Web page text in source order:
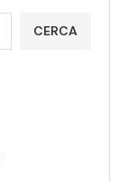
CERCA